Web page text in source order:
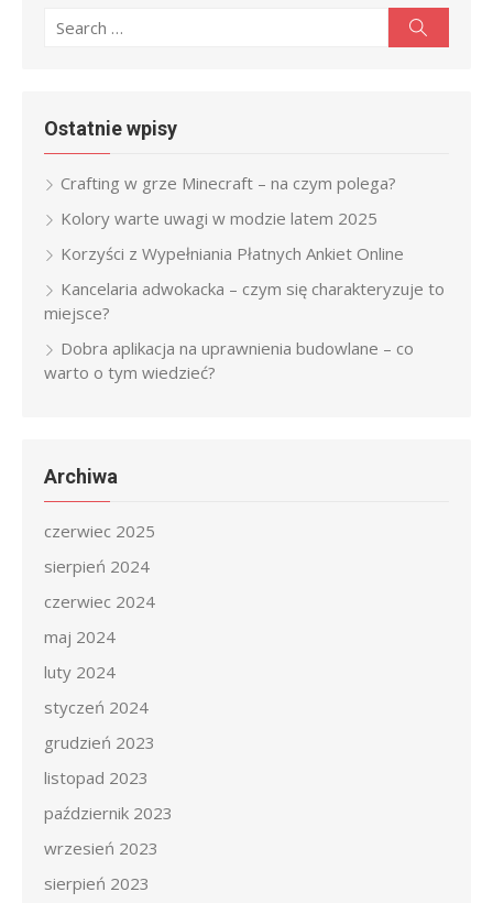
Search
Ostatnie wpisy
Crafting w grze Minecraft – na czym polega?
Kolory warte uwagi w modzie latem 2025
Korzyści z Wypełniania Płatnych Ankiet Online
Kancelaria adwokacka – czym się charakteryzuje to
miejsce?
Dobra aplikacja na uprawnienia budowlane – co
warto o tym wiedzieć?
Archiwa
czerwiec 2025
sierpień 2024
czerwiec 2024
maj 2024
luty 2024
styczeń 2024
grudzień 2023
listopad 2023
październik 2023
wrzesień 2023
sierpień 2023